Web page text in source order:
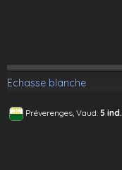
Echasse blanche
Préverenges, Vaud: 5 ind.